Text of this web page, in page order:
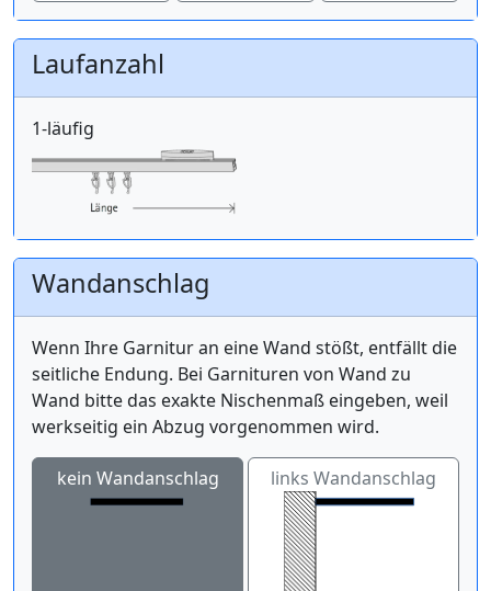
Laufanzahl
1-läufig
Wandanschlag
Wenn Ihre Garnitur an eine Wand stößt, entfällt die
seitliche Endung. Bei Garnituren von Wand zu
Wand bitte das exakte Nischenmaß eingeben, weil
werkseitig ein Abzug vorgenommen wird.
kein Wandanschlag links Wandanschlag